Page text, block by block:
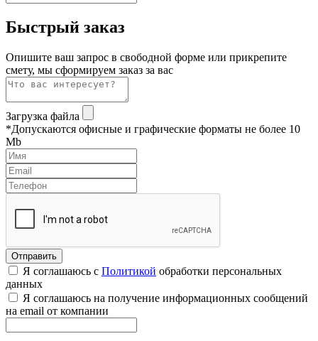
Быстрый заказ
Опишите ваш запрос в свободной форме или прикрепите
смету, мы сформируем заказ за вас
Загрузка файла
*Допускаются офисные и графические форматы не более 10
Mb
Я соглашаюсь с Политикой обработки персональных
данных
Я соглашаюсь на получение информационных сообщений
на email от компании